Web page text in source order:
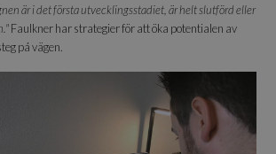
är i det första utvecklingsstadiet, är helt slutförd eller
Faulkner har strategier för att öka potentialen av
på vägen.